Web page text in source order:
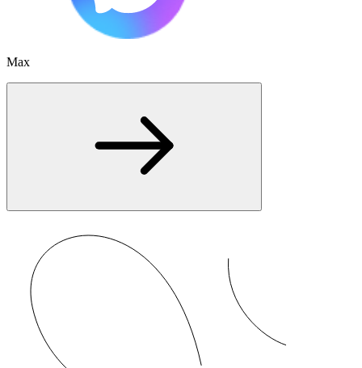
Max